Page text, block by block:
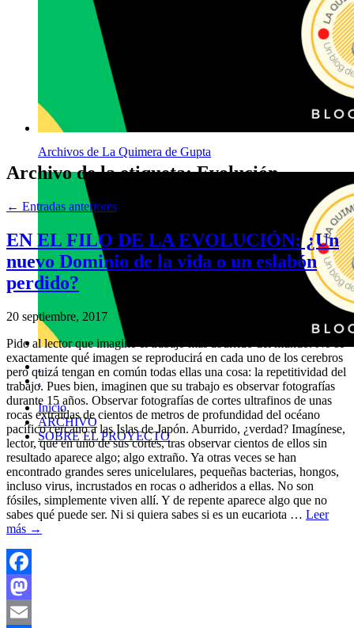
Archivos de La Quimera de Gupta
.
.
Inicio
ARCHIVO
SOBRE EL PROYECTO
Archivo de la etiqueta:Evolución
← Entradas anteriores
EN EL FILO DE LA EVOLUCIÓN: ¿Un
nuevo Dominio de la vida o un eslabón
perdido?
20 septiembre, 2017
Pido al lector que imagine el trabajo más aburrido del mundo. No se
exactamente qué imagen se reproducirá en cada uno de los cerebros
pero quizá tengan en común todas ellas una cosa: la repetitividad del
trabajo. Pues bien, imaginen que su trabajo es observar fotografías
durante 15 años. Observar fotografías de cortes ultrafinos de unas
rocas extraídas de cientos de metros de profundidad del océano
pacífico cercano a las Islas de Japón. Aburrido, ¿verdad? Imagínese,
lector, que en uno de sus cortes, tras observar cientos de ellos sin
resultado aparece algo; algo extraño. Ya otras veces se han
encontrado grandes seres unicelulares, pequeñas bacterias, hongos,
incluso virus, incrustados en rocas o adheridos a ellas. No son
fósiles, simplemente viven allí. Y de repente aparece algo que no
sabes qué puede ser. Ni si quiera sabes si es un eucariota … Leer
más →
Facebook
Mastodon